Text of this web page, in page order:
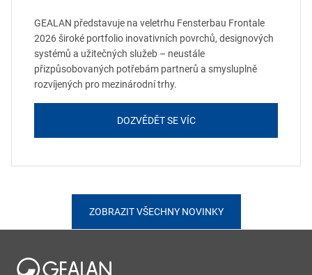
GEALAN představuje na veletrhu Fensterbau Frontale
2026 široké portfolio inovativních povrchů, designových
systémů a užitečných služeb – neustále
přizpůsobovaných potřebám partnerů a smysluplně
rozvíjených pro mezinárodní trhy.
DOZVĚDĚT SE VÍC
ZOBRAZIT VŠECHNY NOVINKY